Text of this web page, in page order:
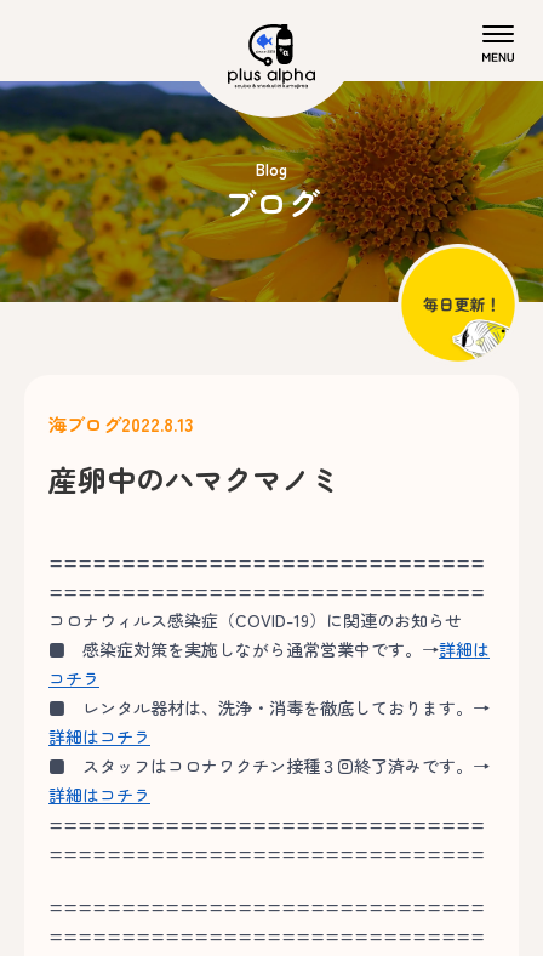
Blog
ブログ
海ブログ2022.8.13
産卵中のハマクマノミ
==============================
==============================
コロナウィルス感染症（COVID-19）に関連のお知らせ
■ 感染症対策を実施しながら通常営業中です。→詳細は
コチラ
■ レンタル器材は、洗浄・消毒を徹底しております。→
詳細はコチラ
■ スタッフはコロナワクチン接種３回終了済みです。→
詳細はコチラ
==============================
==============================
==============================
==============================